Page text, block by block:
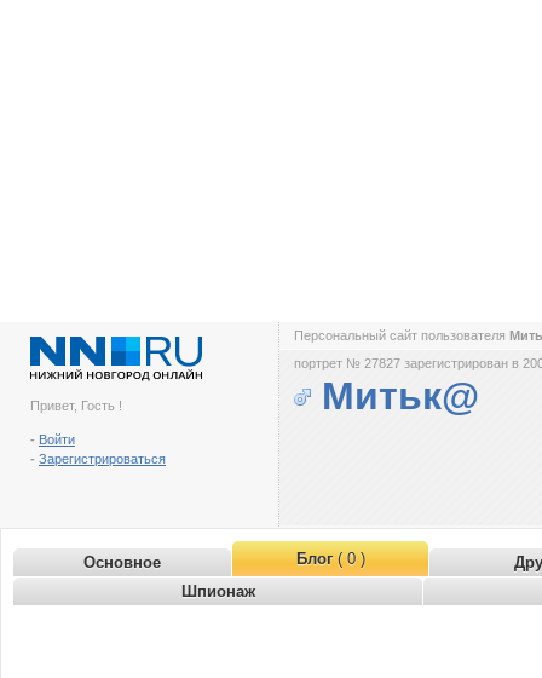
Привет, Гость !
- Войти
- Зарегистрироваться
Персональный сайт пользователя
портрет № 27827 зарегистрирован в
Митьк@
Основное Блог( 0 )
Шпионаж